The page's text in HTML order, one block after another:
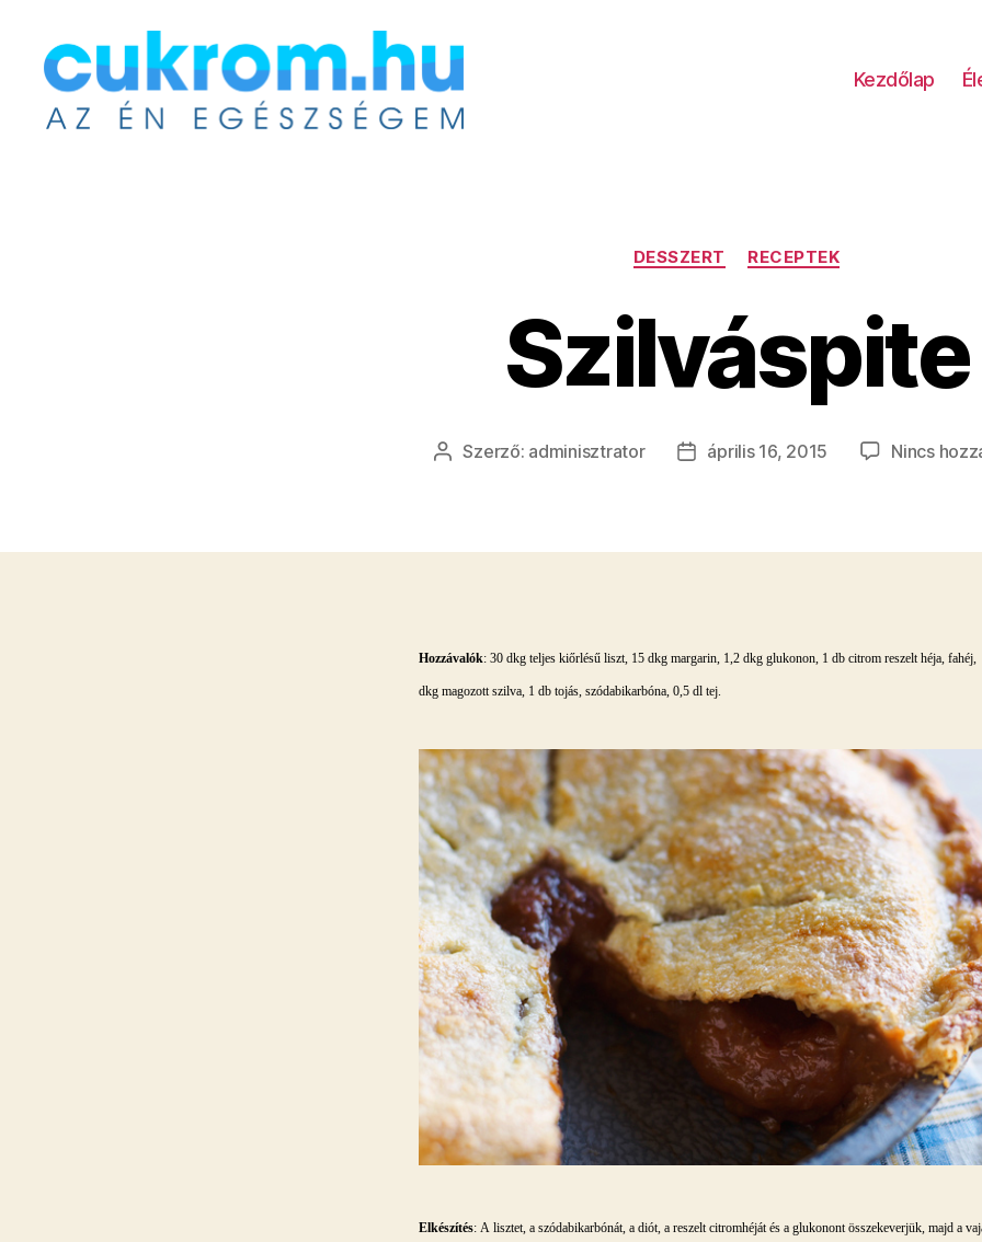
Kezdőlap
Kategóriák
DESSZERT RECEPTEK
Szilváspite
Bejegyzés
Szerző: adminisztrator
Bejegyzés
április 16, 2015 Nincs
Hozzávalók: 30 dkg teljes kiőrlésű liszt, 15 dkg margarin, 1,2 dkg glukonon, 1 db citrom reszelt héja,
dkg magozott szilva, 1 db tojás, szódabikarbóna, 0,5 dl tej.
Elkészítés: A lisztet, a szódabikarbónát, a diót, a reszelt citromhéját és a glukonont összekeverjük, majd a